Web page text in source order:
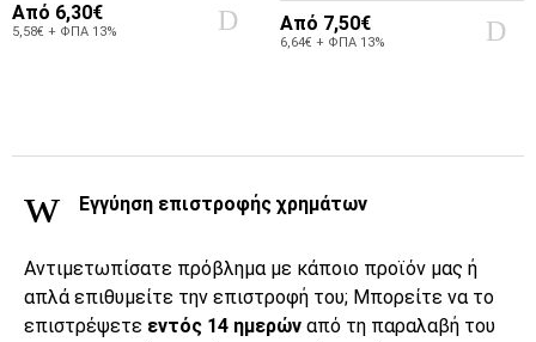
Από 6,30€
5,58€ + ΦΠΑ 13% Από 7,50€
6,64€ + ΦΠΑ 13%
Εγγύηση επιστροφής χρημάτων
Αντιμετωπίσατε πρόβλημα με κάποιο προϊόν μας ή
απλά επιθυμείτε την επιστροφή του; Μπορείτε να το
επιστρέψετε εντός 14 ημερών από τη παραλαβή του